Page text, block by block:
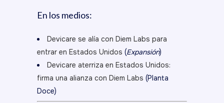
En los medios:
Devicare se alía con Diem Labs para
entrar en Estados Unidos (Expansión)
Devicare aterriza en Estados Unidos:
firma una alianza con Diem Labs (Planta
Doce)